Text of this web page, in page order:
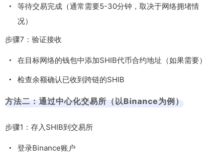
等待交易完成（通常需要5-30分钟，取决于网络拥堵情
况）
步骤7：验证接收
在目标网络的钱包中添加SHIB代币合约地址（如果需要）
检查余额确认已收到跨链的SHIB
方法二：通过中心化交易所（以Binance为例）
步骤1：存入SHIB到交易所
登录Binance账户